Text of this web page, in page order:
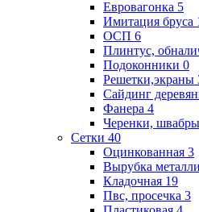
Евровагонка 5
Имитация бруса
ОСП 6
Плинтус,
Подоконники 0
Решетки,экраны
Сайдинг
Фанера 4
Черенки, швабры
Сетки 40
Оцинкованная 3
Вырубка
Кладочная 19
Пвс, просечка 3